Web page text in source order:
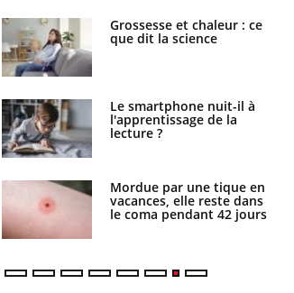
Grossesse et chaleur : ce
que dit la science
Le smartphone nuit-il à
l'apprentissage de la
lecture ?
Mordue par une tique en
vacances, elle reste dans
le coma pendant 42 jours